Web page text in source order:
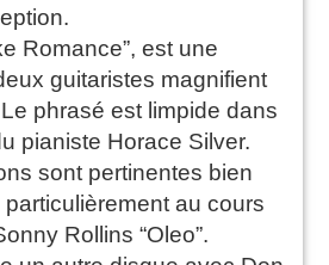
Romance”, est une
guitaristes magnifient
phrasé est limpide dans
pianiste Horace Silver.
sont pertinentes bien
au cours
Rollins “Oleo”.